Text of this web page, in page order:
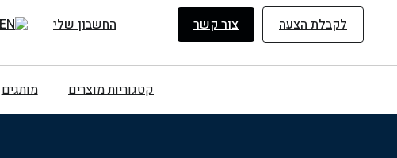
לקבלת הצעה צור קשר החשבון שלי
קטגוריות מוצרים מותגים